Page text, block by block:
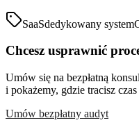
SaaSdedykowany system
Chcesz usprawnić
Umów się na bezpłatną
i pokażemy, gdzie tracisz
Umów bezpłatny audyt